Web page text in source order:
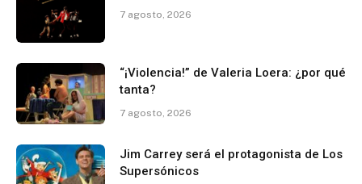
7 agosto, 2026
“¡Violencia!” de Valeria Loera: ¿por qué
tanta?
7 agosto, 2026
Jim Carrey será el protagonista de Los
Supersónicos